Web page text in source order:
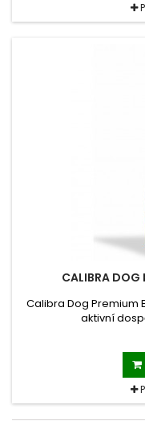
CALIBRA DOG
Calibra Dog Premium
aktivní